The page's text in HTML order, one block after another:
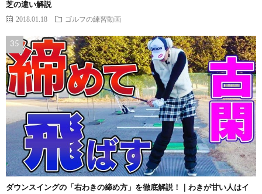
芝の違い解説
2018.01.18 ゴルフの練習動画
ダウンスイングの「右わきの締め方」を徹底解説！｜わきが甘い人はイ